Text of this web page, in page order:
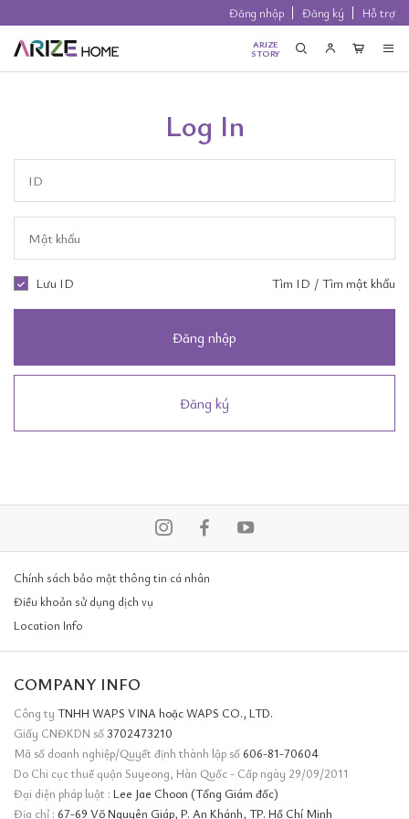
Đăng nhập Đăng ký Hỗ trợ
ARIZE
STORY
Log In
Lưu ID Tìm ID / Tìm mật khẩu
Đăng nhập
Đăng ký
Chính sách bảo mật thông tin cá nhân
Điều khoản sử dụng dịch vụ
Location Info
COMPANY INFO
Công ty TNHH WAPS VINA hoặc WAPS CO., LTD.
Giấy CNĐKDN số3702473210
Mã số doanh nghiệp/Quyết định thành lập số 606-81-70604
Do Chi cục thuế quận Suyeong, Hàn Quốc - Cấp ngày 29/09/2011
Đại diện pháp luật : Lee Jae Choon (Tổng Giám đốc)
Địa chỉ : 67-69 Võ Nguyên Giáp, P. An Khánh, TP. Hồ Chí Minh